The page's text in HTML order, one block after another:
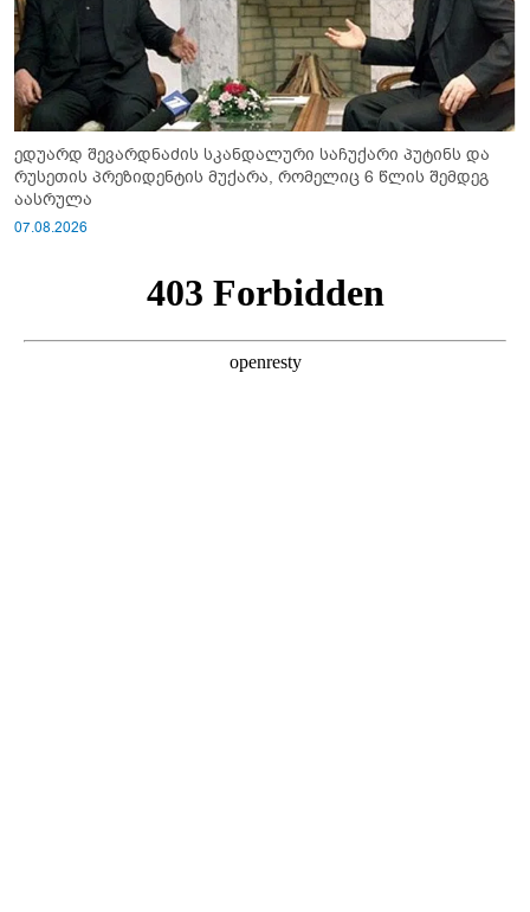
ედუარდ შევარდნაძის სკანდალური საჩუქარი პუტინს და
რუსეთის პრეზიდენტის მუქარა, რომელიც 6 წლის შემდეგ
აასრულა
07.08.2026